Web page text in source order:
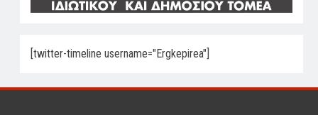
[twitter-timeline username="Ergkepirea"]